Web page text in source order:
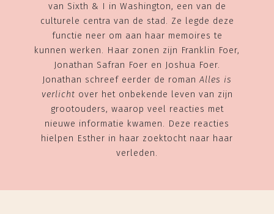
van Sixth & I in Washington, een van de
culturele centra van de stad. Ze legde deze
functie neer om aan haar memoires te
kunnen werken. Haar zonen zijn Franklin Foer,
Jonathan Safran Foer en Joshua Foer.
Jonathan schreef eerder de roman Alles is
verlicht over het onbekende leven van zijn
grootouders, waarop veel reacties met
nieuwe informatie kwamen. Deze reacties
hielpen Esther in haar zoektocht naar haar
verleden.